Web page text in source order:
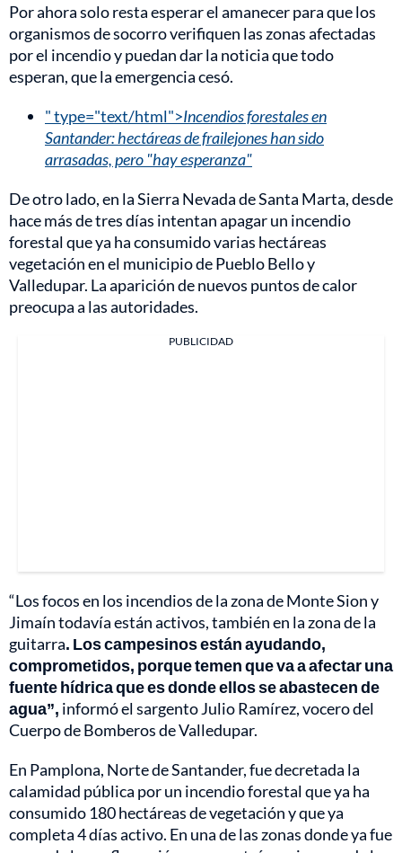
Por ahora solo resta esperar el amanecer para que los
organismos de socorro verifiquen las zonas afectadas
por el incendio y puedan dar la noticia que todo
esperan, que la emergencia cesó.
" type="text/html">Incendios forestales en
Santander: hectáreas de frailejones han sido
arrasadas, pero "hay esperanza"
De otro lado, en la Sierra Nevada de Santa Marta, desde
hace más de tres días intentan apagar un incendio
forestal que ya ha consumido varias hectáreas
vegetación en el municipio de Pueblo Bello y
Valledupar. La aparición de nuevos puntos de calor
preocupa a las autoridades.
PUBLICIDAD
“Los focos en los incendios de la zona de Monte Sion y
Jimaín todavía están activos, también en la zona de la
guitarra. Los campesinos están ayudando,
comprometidos, porque temen que va a afectar una
fuente hídrica que es donde ellos se abastecen de
agua”, informó el sargento Julio Ramírez, vocero del
Cuerpo de Bomberos de Valledupar.
En Pamplona, Norte de Santander, fue decretada la
calamidad pública por un incendio forestal que ya ha
consumido 180 hectáreas de vegetación y que ya
completa 4 días activo. En una de las zonas donde ya fue